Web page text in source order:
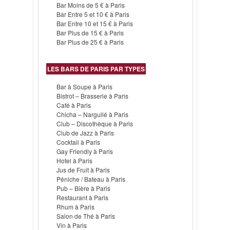
Bar Moins de 5 € à Paris
Bar Entre 5 et 10 € à Paris
Bar Entre 10 et 15 € à Paris
Bar Plus de 15 € à Paris
Bar Plus de 25 € à Paris
LES BARS DE PARIS PAR TYPES
Bar à Soupe à Paris
Bistrot – Brasserie à Paris
Café à Paris
Chicha – Narguilé à Paris
Club – Discothèque à Paris
Club de Jazz à Paris
Cocktail à Paris
Gay Friendly à Paris
Hotel à Paris
Jus de Fruit à Paris
Péniche / Bateau à Paris
Pub – Bière à Paris
Restaurant à Paris
Rhum à Paris
Salon de Thé à Paris
Vin à Paris